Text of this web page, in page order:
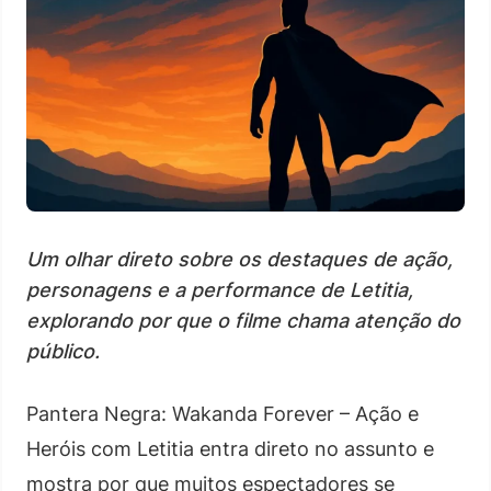
Um olhar direto sobre os destaques de ação,
personagens e a performance de Letitia,
explorando por que o filme chama atenção do
público.
Pantera Negra: Wakanda Forever – Ação e
Heróis com Letitia entra direto no assunto e
mostra por que muitos espectadores se